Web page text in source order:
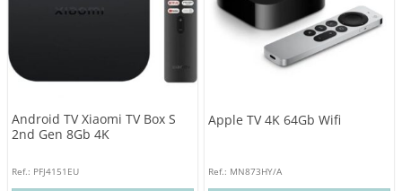
Android TV Xiaomi TV Box S
2nd Gen 8Gb 4K
Ref.: PFJ4151EU
Apple TV 4K 64Gb Wifi
Ref.: MN873HY/A